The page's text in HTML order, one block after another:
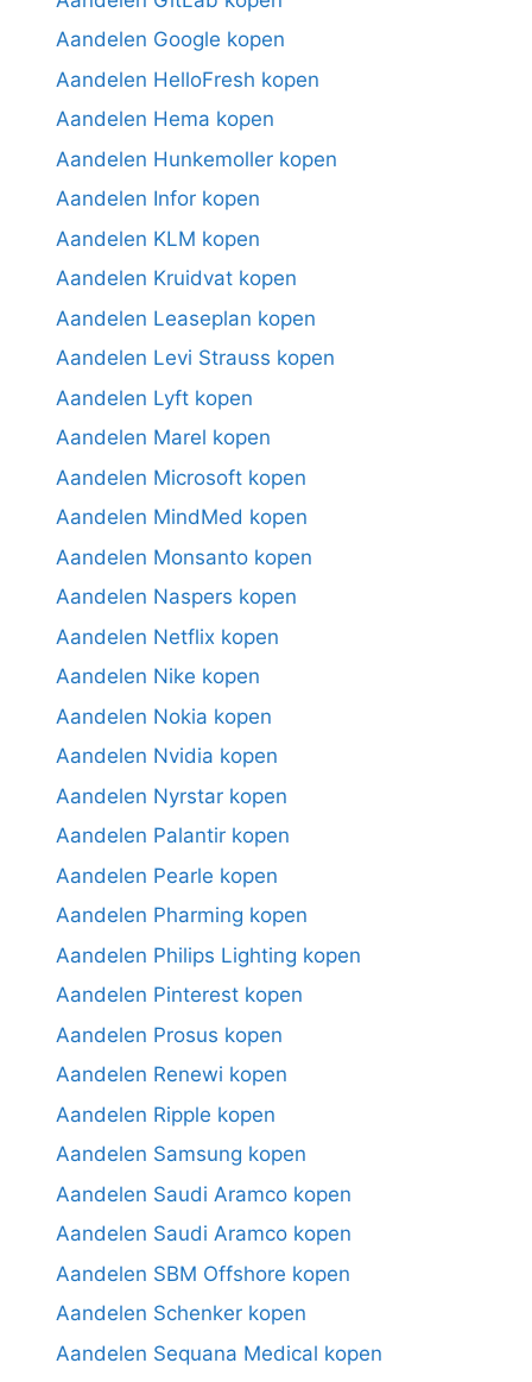
Aandelen Google kopen
Aandelen HelloFresh kopen
Aandelen Hema kopen
Aandelen Hunkemoller kopen
Aandelen Infor kopen
Aandelen KLM kopen
Aandelen Kruidvat kopen
Aandelen Leaseplan kopen
Aandelen Levi Strauss kopen
Aandelen Lyft kopen
Aandelen Marel kopen
Aandelen Microsoft kopen
Aandelen MindMed kopen
Aandelen Monsanto kopen
Aandelen Naspers kopen
Aandelen Netflix kopen
Aandelen Nike kopen
Aandelen Nokia kopen
Aandelen Nvidia kopen
Aandelen Nyrstar kopen
Aandelen Palantir kopen
Aandelen Pearle kopen
Aandelen Pharming kopen
Aandelen Philips Lighting kopen
Aandelen Pinterest kopen
Aandelen Prosus kopen
Aandelen Renewi kopen
Aandelen Ripple kopen
Aandelen Samsung kopen
Aandelen Saudi Aramco kopen
Aandelen Saudi Aramco kopen
Aandelen SBM Offshore kopen
Aandelen Schenker kopen
Aandelen Sequana Medical kopen